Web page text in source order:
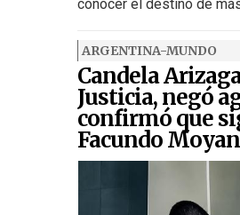
conocer el destino de
ARGENTINA-MUNDO
Candela
Justicia, negó
confirmó que
Facundo